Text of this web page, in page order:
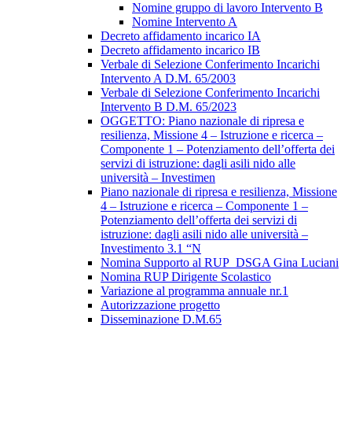
Nomine gruppo di lavoro Intervento B
Nomine Intervento A
Decreto affidamento incarico IA
Decreto affidamento incarico IB
Verbale di Selezione Conferimento Incarichi
Intervento A D.M. 65/2003
Verbale di Selezione Conferimento Incarichi
Intervento B D.M. 65/2023
OGGETTO: Piano nazionale di ripresa e
resilienza, Missione 4 – Istruzione e ricerca –
Componente 1 – Potenziamento dell’offerta dei
servizi di istruzione: dagli asili nido alle
università – Investimen
Piano nazionale di ripresa e resilienza, Missione
4 – Istruzione e ricerca – Componente 1 –
Potenziamento dell’offerta dei servizi di
istruzione: dagli asili nido alle università –
Investimento 3.1 “N
Nomina Supporto al RUP_DSGA Gina Luciani
Nomina RUP Dirigente Scolastico
Variazione al programma annuale nr.1
Autorizzazione progetto
Disseminazione D.M.65